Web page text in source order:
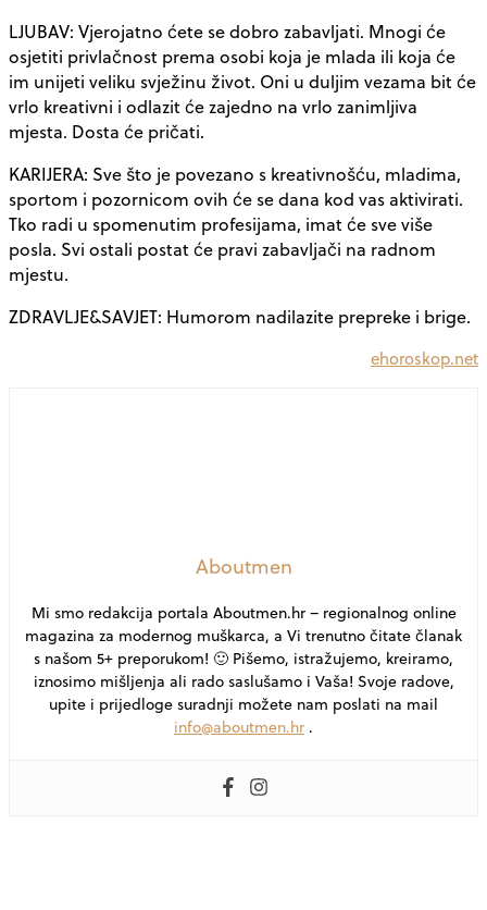
LJUBAV: Vjerojatno ćete se dobro zabavljati. Mnogi će
osjetiti privlačnost prema osobi koja je mlada ili koja će
im unijeti veliku svježinu život. Oni u duljim vezama bit će
vrlo kreativni i odlazit će zajedno na vrlo zanimljiva
mjesta. Dosta će pričati.
KARIJERA: Sve što je povezano s kreativnošću, mladima,
sportom i pozornicom ovih će se dana kod vas aktivirati.
Tko radi u spomenutim profesijama, imat će sve više
posla. Svi ostali postat će pravi zabavljači na radnom
mjestu.
ZDRAVLJE&SAVJET: Humorom nadilazite prepreke i brige.
ehoroskop.net
Aboutmen
Mi smo redakcija portala Aboutmen.hr – regionalnog online
magazina za modernog muškarca, a Vi trenutno čitate članak
s našom 5+ preporukom! 🙂 Pišemo, istražujemo, kreiramo,
iznosimo mišljenja ali rado saslušamo i Vaša! Svoje radove,
upite i prijedloge suradnji možete nam poslati na mail
info@aboutmen.hr .